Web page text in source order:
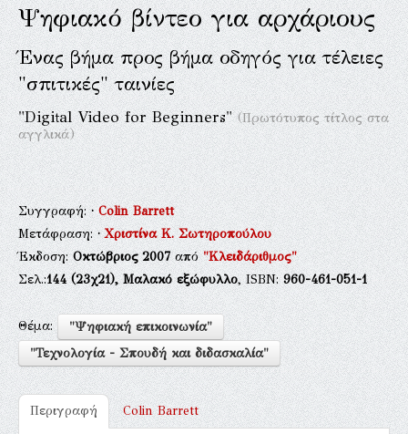
Ψηφιακό βίντεο για αρχάριους
Ένας βήμα προς βήμα οδηγός για τέλειες
"σπιτικές" ταινίες
"Digital Video for Beginners"(Πρωτότυπος τίτλος στα
αγγλικά)
Συγγραφή:·Colin Barrett
Μετάφραση:·Χριστίνα Κ. Σωτηροπούλου
Έκδοση:Οκτώβριος 2007από"Κλειδάριθμος"
Σελ.:144(23χ21), Μαλακό εξώφυλλο, ISBN:960-461-051-1
Θέμα:
"Ψηφιακή επικοινωνία"
"Τεχνολογία - Σπουδή και διδασκαλία"
Περιγραφή Colin Barrett